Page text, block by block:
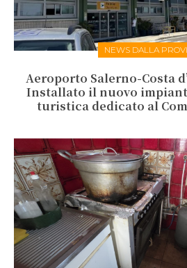
NEWS DALLA
Aeroporto Salerno-Costa
Installato il nuovo
turistica dedicato al